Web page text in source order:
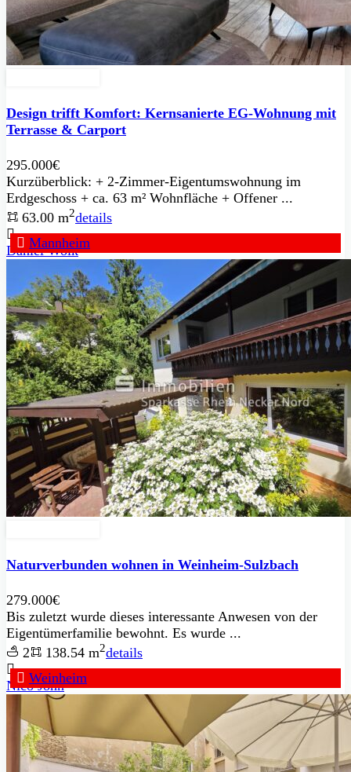
Mannheim
Design trifft Komfort: Kernsanierte EG-Wohnung mit
Terrasse & Carport
295.000€
Kurzüberblick: + 2-Zimmer-Eigentumswohnung im
Erdgeschoss + ca. 63 m² Wohnfläche + Offener ...
63.00 m2details
Daniel Wolk
Weinheim
Naturverbunden wohnen in Weinheim-Sulzbach
279.000€
Bis zuletzt wurde dieses interessante Anwesen von der
Eigentümerfamilie bewohnt. Es wurde ...
2
138.54 m2details
Nico John